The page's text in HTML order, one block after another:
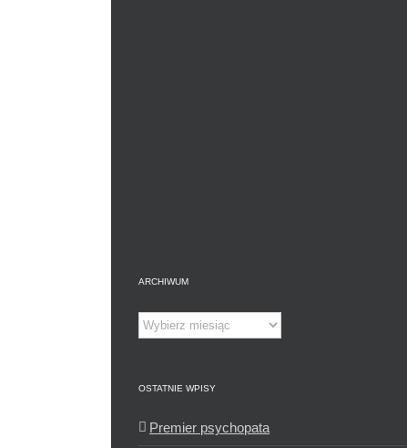
ARCHIWUM
Archiwum
OSTATNIE WPISY
Premier psychopata